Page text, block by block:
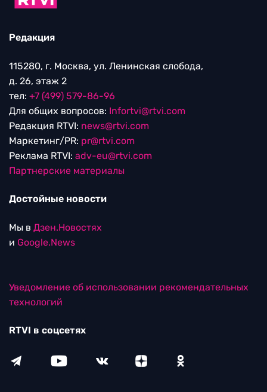
Редакция
115280, г. Москва, ул. Ленинская слобода,
д. 26, этаж 2
тел: +7 (499) 579-86-96
Для общих вопросов: Infortvi@rtvi.com
Редакция RTVI: news@rtvi.com
Маркетинг/PR: pr@rtvi.com
Реклама RTVI: adv-eu@rtvi.com
Партнерские материалы
Достойные новости
Мы в Дзен.Новостях
и Google.News
Уведомление об использовании рекомендательных
технологий
RTVI в соцсетях